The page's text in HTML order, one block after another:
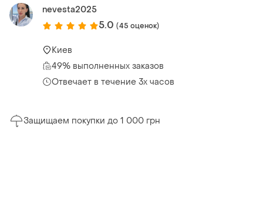
nevesta2025
5.0 (45 оценок)
Киев
49% выполненных заказов
Отвечает в течение 3х часов
Защищаем покупки до 1 000 грн